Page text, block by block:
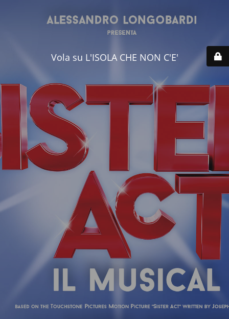
Vola su L'ISOLA CHE NON C'E'